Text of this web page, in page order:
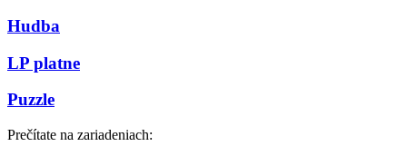
Hudba
LP platne
Puzzle
Prečítate na zariadeniach: